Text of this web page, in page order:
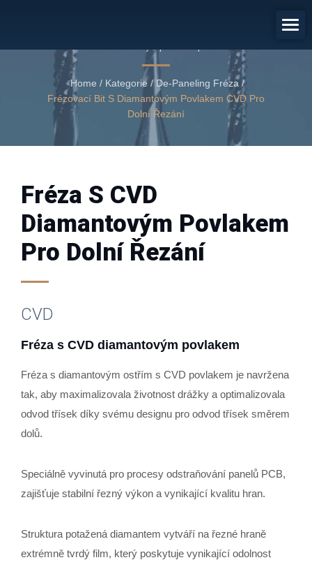
Povlakem
Home / Kategorie / De-Paneling Fréza /
Frézovací Bit S Diamantovým Povlakem CVD Pro
Dolní Řezání
Fréza S CVD
Diamantovým Povlakem
Pro Dolní Řezání
CVD
Fréza s CVD diamantovým povlakem
Fréza s diamantovým ostřím s CVD povlakem je navržena
tak, aby maximalizovala životnost drážky a optimalizovala
odvod třísek díky svému designu pro odvod třísek směrem
dolů.
Speciálně vyvinutá pro procesy odstraňování panelů PCB,
zajišťuje stabilní řezný výkon a vynikající kvalitu hran.
Struktura potažená diamantem vytváří na řezné hraně
extrémně tvrdý film, který poskytuje vynikající odolnost